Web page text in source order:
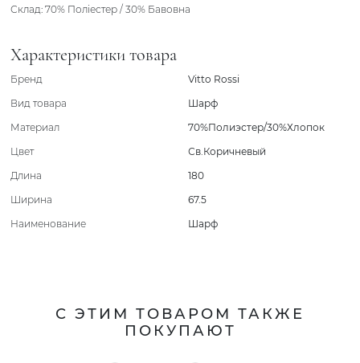
Склад: 70% Поліестер / 30% Бавовна
Характеристики товара
Бренд
Vitto Rossi
Вид товара
Шарф
Материал
70%Полиэстер/30%Хлопок
Цвет
Св.Коричневый
Длина
180
Ширина
67.5
Наименование
Шарф
С ЭТИМ ТОВАРОМ ТАКЖЕ
ПОКУПАЮТ